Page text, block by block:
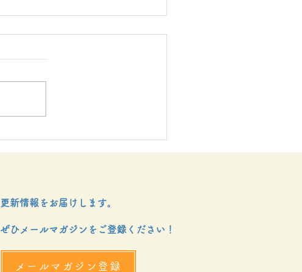
にじのはしファンド奨学金決
更新情報をお届けします。
ぜひメールマガジンをご登録ください！
メールマガジン登録